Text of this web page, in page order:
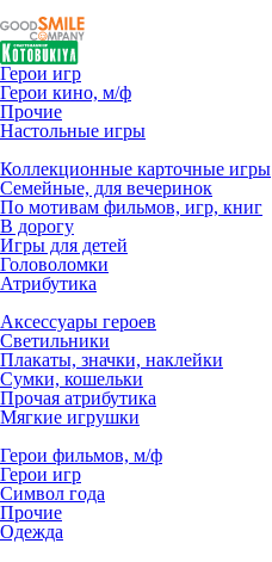
Герои игр
Герои кино, м/ф
Прочие
Настольные игры
Коллекционные карточные игры
Семейные, для вечеринок
По мотивам фильмов, игр, книг
В дорогу
Игры для детей
Головоломки
Атрибутика
Аксессуары героев
Светильники
Плакаты, значки, наклейки
Сумки, кошельки
Прочая атрибутика
Мягкие игрушки
Герои фильмов, м/ф
Герои игр
Символ года
Прочие
Одежда